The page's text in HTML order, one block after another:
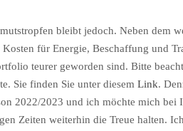
bleibt jedoch. Neben dem
Kosten für Energie, Beschaffung und
teurer geworden sind. Bitte
Sie finden Sie unter diesem Link.
2022/2023 und ich möchte mich bei
Zeiten weiterhin die Treue halten.